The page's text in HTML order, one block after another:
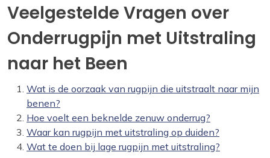
Veelgestelde Vragen over
Onderrugpijn met Uitstraling
naar het Been
Wat is de oorzaak van rugpijn die uitstraalt naar mijn
benen?
Hoe voelt een beknelde zenuw onderrug?
Waar kan rugpijn met uitstraling op duiden?
Wat te doen bij lage rugpijn met uitstraling?